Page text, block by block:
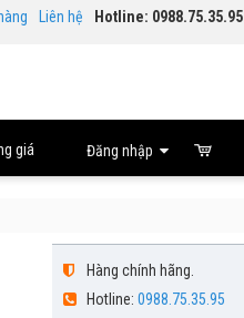
Liên hệ Hotline: 0988.75.35.95
giá Đăng nhập
Hàng chính hãng.
Hotline:0988.75.35.95